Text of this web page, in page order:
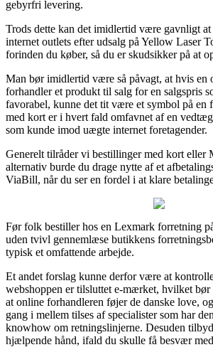
gebyrfri levering.
Trods dette kan det imidlertid være gavnligt at
internet outlets efter udsalg på Yellow Laser
forinden du køber, så du er skudsikker på at
Man bør imidlertid være så påvagt, at hvis en
forhandler et produkt til salg for en salgspris
favorabel, kunne det tit være et symbol på en
med kort er i hvert fald omfavnet af en
som kunde imod uægte internet foretagender.
Generelt tilråder vi bestillinger med kort eller
alternativ burde du drage nytte af et
ViaBill, når du ser en fordel i at klare
Før folk bestiller hos en Lexmark forretning
uden tvivl gennemlæse butikkens
typisk et omfattende arbejde.
Et andet forslag kunne derfor være at
webshoppen er tilsluttet e-mærket, hvilket
at online forhandleren føjer de danske love,
gang i mellem tilses af specialister som har
knowhow om retningslinjerne. Desuden
hjælpende hånd, ifald du skulle få besvær